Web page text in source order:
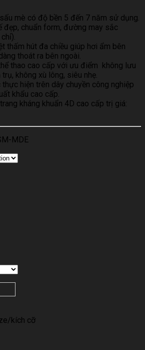
mè có độ bền 5 đến 7 năm sử dụng.
đẹp, chuẩn form, đường may sắc
thấm hút đa chiều giúp hơi ẩm bên
thoát ra bên ngoài.
thao cao cấp với ưu điểm không lưu
trụ, không xù lông, siêu nhẹ.
hiện trên dây chuyền công nghiệp
khẩu cao cấp.
kháng khuẩn 4D cao cấp trị giá:
MDE
kích cỡ